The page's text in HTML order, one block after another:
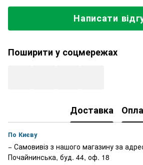
Написати
Поширити у соцмережах
Доставка
По Києву
− Самовивіз з нашого магазину за
Почайнинська, буд. 44, оф. 18